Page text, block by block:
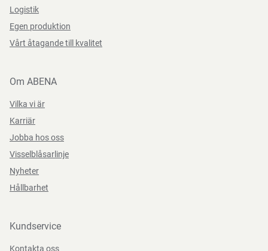
Logistik
Egen produktion
Vårt åtagande till kvalitet
Om ABENA
Vilka vi är
Karriär
Jobba hos oss
Visselblåsarlinje
Nyheter
Hållbarhet
Kundservice
Kontakta oss